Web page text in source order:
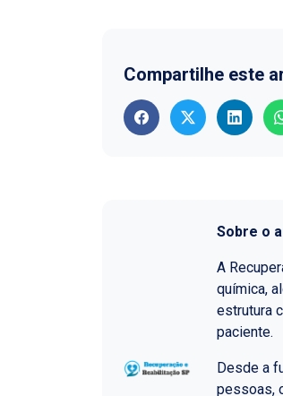
Compartilhe este
Sobre o
A
química,
estrutura
paciente.
Desde a
pessoas,